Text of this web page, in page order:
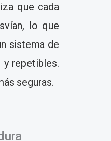
que cada
lo que
sistema de
repetibles.
seguras.